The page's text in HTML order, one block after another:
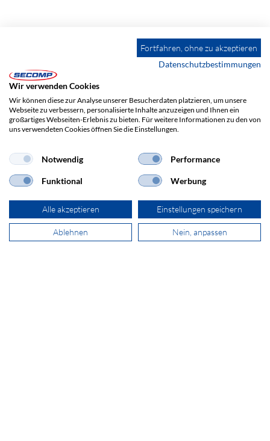
SECOMP Electronic Components GmbH
Fortfahren, ohne zu akzeptieren
Datenschutzbestimmungen
Wir verwenden Cookies
Wir können diese zur Analyse unserer Besucherdaten platzieren, um unsere
Webseite zu verbessern, personalisierte Inhalte anzuzeigen und Ihnen ein
großartiges Webseiten-Erlebnis zu bieten. Für weitere Informationen zu den von
uns verwendeten Cookies öffnen Sie die Einstellungen.
Notwendig Performance
Funktional Werbung
Alle akzeptieren Einstellungen speichern
Ablehnen Nein, anpassen